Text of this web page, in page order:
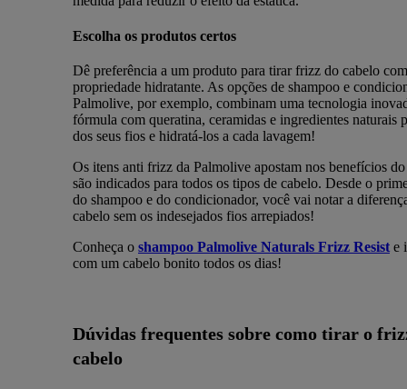
Escolha os produtos certos
Dê preferência a um produto para tirar frizz do cabelo com
propriedade hidratante. As opções de shampoo e
Palmolive, por exemplo, combinam uma tecnologia
fórmula com queratina, ceramidas e ingredientes naturais
dos seus fios e hidratá-los a cada lavagem!
Os itens anti frizz da Palmolive apostam nos benefícios do
são indicados para todos os tipos de cabelo. Desde o
do shampoo e do condicionador, você vai notar a
cabelo sem os indesejados fios arrepiados!
Conheça o shampoo Palmolive Naturals Frizz Resiste
com um cabelo bonito todos os dias!
Dúvidas frequentes sobre como tirar o
cabelo